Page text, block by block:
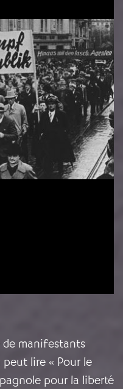
manifestants
lire « Pour le
pour la liberté